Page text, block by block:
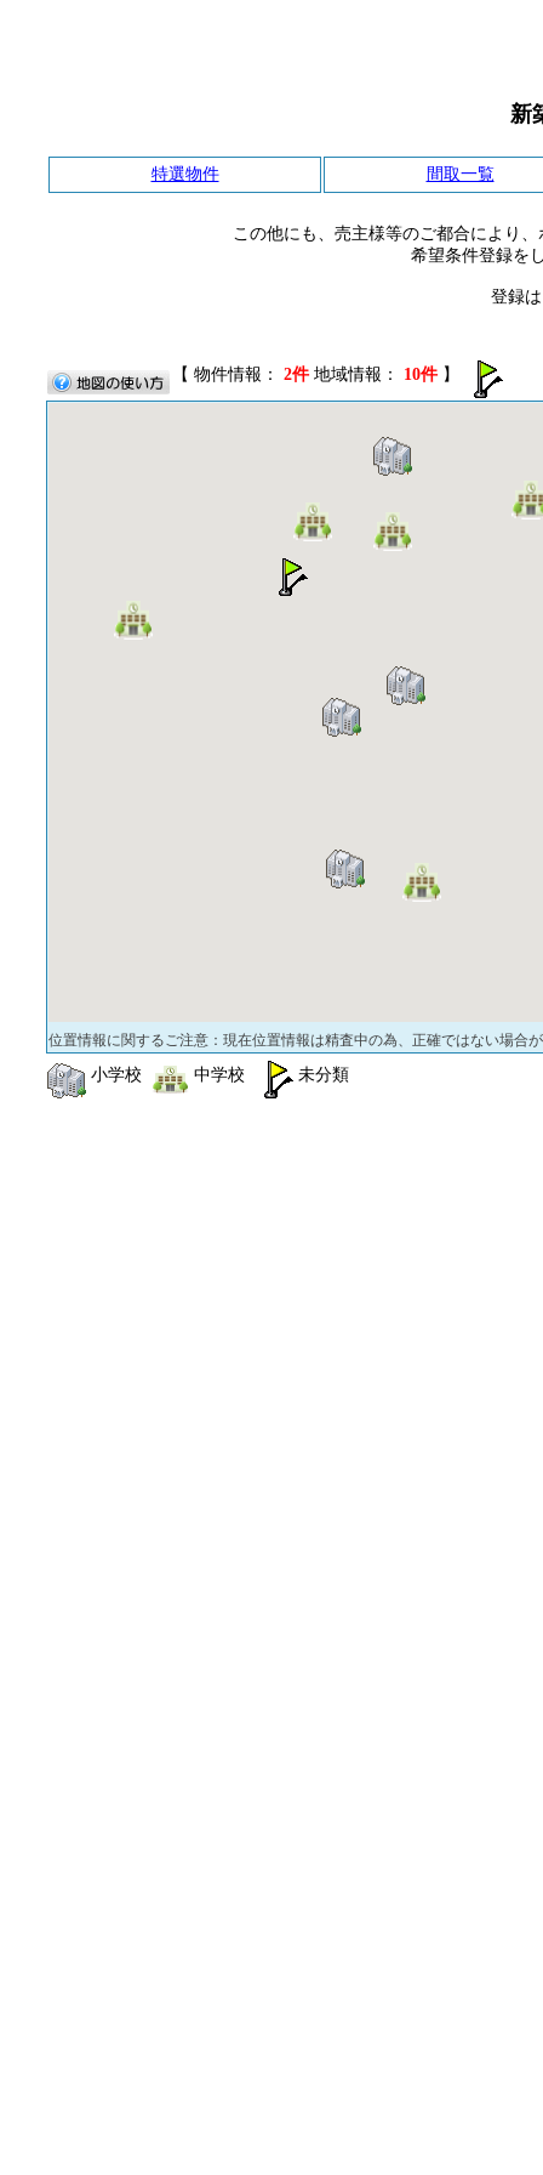
新
特選物件 間取一覧
この他にも、売主様等のご都合により
希望条件登録を
登録
【 物件情報： 2件地域情報： 10件】
位置情報に関するご注意：現在位置情報は精査中の為、正確ではない場合
小学校 中学校 未分類